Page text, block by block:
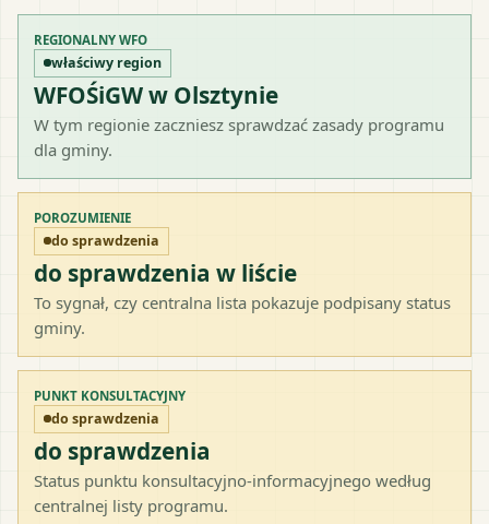
REGIONALNY WFO
właściwy region
WFOŚiGW w Olsztynie
W tym regionie zaczniesz sprawdzać zasady programu
dla gminy.
POROZUMIENIE
do sprawdzenia
do sprawdzenia w liście
To sygnał, czy centralna lista pokazuje podpisany status
gminy.
PUNKT KONSULTACYJNY
do sprawdzenia
do sprawdzenia
Status punktu konsultacyjno-informacyjnego według
centralnej listy programu.